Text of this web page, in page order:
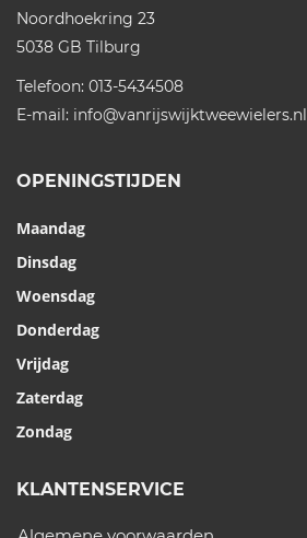
Noordhoekring 23
5038 GB Tilburg
Telefoon: 013-5434508
E-mail: info@vanrijswijktweewielers.nl
OPENINGSTIJDEN
Maandag
Dinsdag
Woensdag
Donderdag
Vrijdag
Zaterdag
Zondag
KLANTENSERVICE